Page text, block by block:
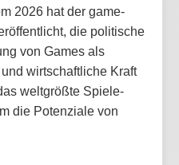
2026 hat der game-
die politische
von Games als
wirtschaftliche Kraft
weltgrößte Spiele-
die Potenziale von